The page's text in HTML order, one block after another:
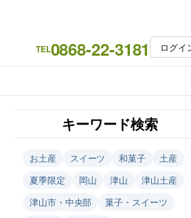
TEL0868-22-3181 ログイ
キーワード検索
お土産 スイーツ 和菓子
土産
夏季限定
岡山 津山
津山土産
津山市・中央部
菓子・スイーツ